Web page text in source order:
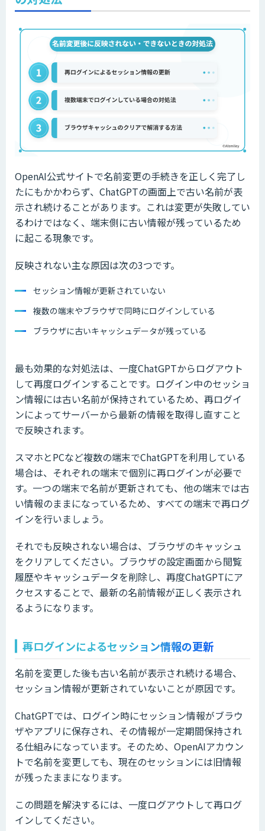
OpenAI公式サイトで名前変更の手続きを正しく完了し
たにもかかわらず、ChatGPTの画面上で古い名前が表
示され続けることがあります。これは変更が失敗してい
るわけではなく、端末側に古い情報が残っているため
に起こる現象です。
反映されない主な原因は次の3つです。
セッション情報が更新されていない
複数の端末やブラウザで同時にログインしている
ブラウザに古いキャッシュデータが残っている
最も効果的な対処法は、一度ChatGPTからログアウト
して再度ログインすることです。ログイン中のセッショ
ン情報には古い名前が保持されているため、再ログイ
ンによってサーバーから最新の情報を取得し直すこと
で反映されます。
スマホとPCなど複数の端末でChatGPTを利用している
場合は、それぞれの端末で個別に再ログインが必要で
す。一つの端末で名前が更新されても、他の端末では古
い情報のままになっているため、すべての端末で再ログ
インを行いましょう。
それでも反映されない場合は、ブラウザのキャッシュ
をクリアしてください。ブラウザの設定画面から閲覧
履歴やキャッシュデータを削除し、再度ChatGPTにア
クセスすることで、最新の名前情報が正しく表示され
るようになります。
再ログインによるセッション情報の更新
名前を変更した後も古い名前が表示され続ける場合、
セッション情報が更新されていないことが原因です。
ChatGPTでは、ログイン時にセッション情報がブラウ
ザやアプリに保存され、その情報が一定期間保持され
る仕組みになっています。そのため、OpenAIアカウン
トで名前を変更しても、現在のセッションには旧情報
が残ったままになります。
この問題を解決するには、一度ログアウトして再ログ
インしてください。